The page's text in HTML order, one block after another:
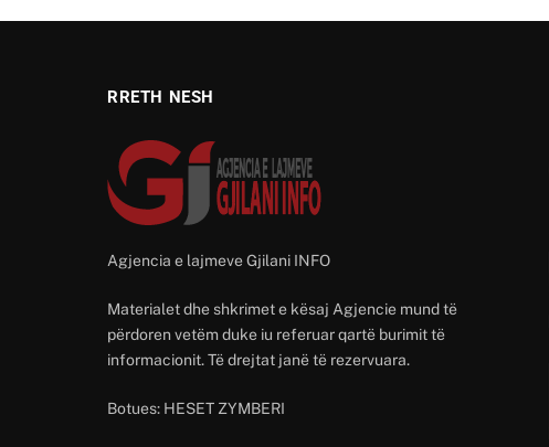
RRETH NESH
Agjencia e lajmeve Gjilani INFO
Materialet dhe shkrimet e kësaj Agjencie mund të
përdoren vetëm duke iu referuar qartë burimit të
informacionit. Të drejtat janë të rezervuara.
Botues: HESET ZYMBERI